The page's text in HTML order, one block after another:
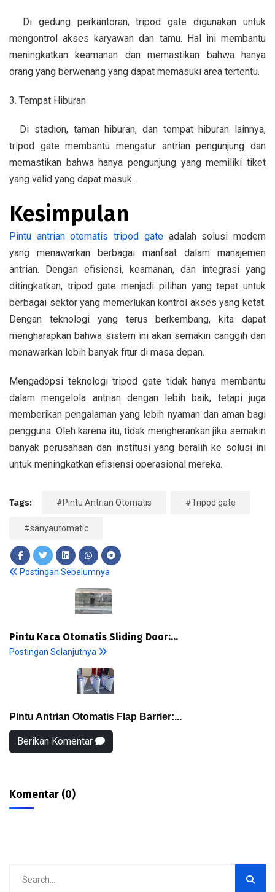
Di gedung perkantoran, tripod gate digunakan untuk
mengontrol akses karyawan dan tamu. Hal ini membantu
meningkatkan keamanan dan memastikan bahwa hanya
orang yang berwenang yang dapat memasuki area tertentu.
3. Tempat Hiburan
Di stadion, taman hiburan, dan tempat hiburan lainnya,
tripod gate membantu mengatur antrian pengunjung dan
memastikan bahwa hanya pengunjung yang memiliki tiket
yang valid yang dapat masuk.
Kesimpulan
Pintu antrian otomatis tripod gateadalah solusi modern
yang menawarkan berbagai manfaat dalam manajemen
antrian. Dengan efisiensi, keamanan, dan integrasi yang
ditingkatkan, tripod gate menjadi pilihan yang tepat untuk
berbagai sektor yang memerlukan kontrol akses yang ketat.
Dengan teknologi yang terus berkembang, kita dapat
mengharapkan bahwa sistem ini akan semakin canggih dan
menawarkan lebih banyak fitur di masa depan.
Mengadopsi teknologi tripod gate tidak hanya membantu
dalam mengelola antrian dengan lebih baik, tetapi juga
memberikan pengalaman yang lebih nyaman dan aman bagi
pengguna. Oleh karena itu, tidak mengherankan jika semakin
banyak perusahaan dan institusi yang beralih ke solusi ini
untuk meningkatkan efisiensi operasional mereka.
Tags: #Pintu Antrian Otomatis #Tripod gate
#sanyautomatic
Postingan Sebelumnya
Pintu Kaca Otomatis Sliding Door:...
Postingan Selanjutnya
Pintu Antrian Otomatis Flap Barrier:...
Berikan Komentar
Komentar (0)